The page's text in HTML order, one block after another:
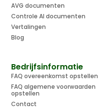
AVG documenten
Controle AI documenten
Vertalingen
Blog
Bedrijfsinformatie
FAQ overeenkomst opstellen
FAQ algemene voorwaarden
opstellen
Contact